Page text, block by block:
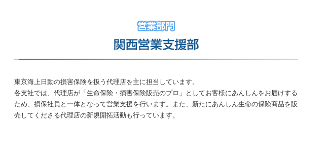
東京海上日動の損害保険を扱う代理店を主に担当しています。
各支社では、代理店が「生命保険・損害保険販売のプロ」としてお客様にあんしんをお届けする
ため、損保社員と一体となって営業支援を行います。また、新たにあんしん生命の保険商品を販
売してくださる代理店の新規開拓活動も行っています。